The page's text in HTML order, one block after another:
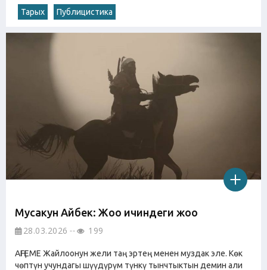
Тарых Публицистика
Мусакун Айбек: Жоо ичиндеги жоо
28.03.2026 199
АҢГЕМЕ Жайлоонун жели таң эртең менен муздак эле. Көк
чөптүн учундагы шүүдүрүм түнкү тынчтыктын демин али